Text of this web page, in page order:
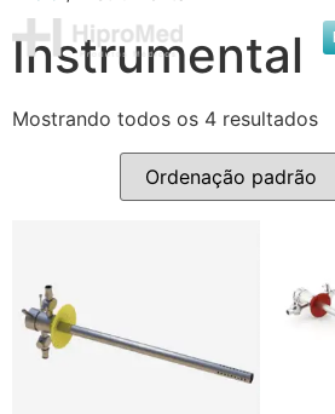
Instrumental
Mostrando todos os 4 resultados